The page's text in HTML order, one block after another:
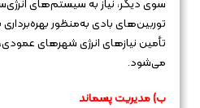
سوی دیگر، نیاز به سیستم‌های
توربین‌های بادی به‌منظور بهره‌برداری
تأمین نیازهای انرژی شهرهای
می‌شود.
ب) مدیریت پسماند